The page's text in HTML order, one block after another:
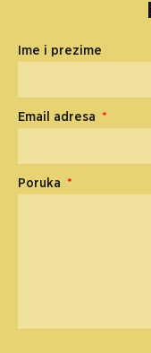
Ime i prezime
Email adresa
Poruka